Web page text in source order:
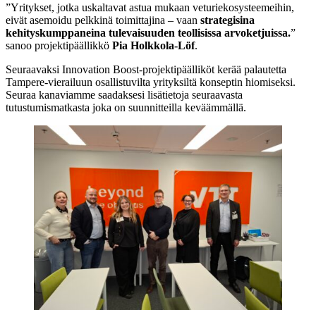
”Yritykset, jotka uskaltavat astua mukaan veturiekosysteemeihin,
eivät asemoidu pelkkinä toimittajina – vaan strategisina
kehityskumppaneina tulevaisuuden teollisissa arvoketjuissa.”
sanoo projektipäällikkö Pia Holkkola-Löf.
Seuraavaksi Innovation Boost-projektipäälliköt kerää palautetta
Tampere-vierailuun osallistuvilta yrityksiltä konseptin hiomiseksi.
Seuraa kanaviamme saadaksesi lisätietoja seuraavasta
tutustumismatkasta joka on suunnitteilla keväämmällä.